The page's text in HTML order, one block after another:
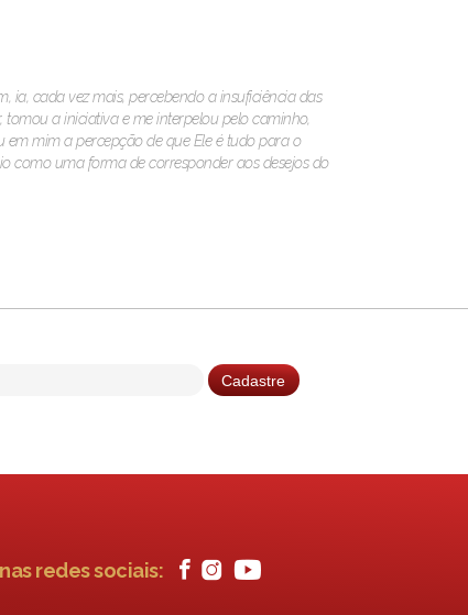
ia, cada vez mais, percebendo a insuficiência das
a iniciativa e me interpelou pelo caminho,
em mim a percepção de que Ele é tudo para o
como uma forma de corresponder aos desejos do
redes sociais: